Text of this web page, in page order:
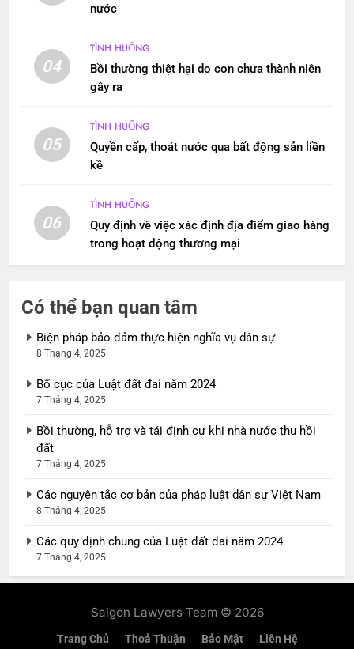
nước
04
TÌNH HUỐNG
Bồi thường thiệt hại do con chưa thành niên
gây ra
05
TÌNH HUỐNG
Quyền cấp, thoát nước qua bất động sản liền
kề
06
TÌNH HUỐNG
Quy định về việc xác định địa điểm giao hàng
trong hoạt động thương mại
Có thể bạn quan tâm
Biện pháp bảo đảm thực hiện nghĩa vụ dân sự
8 Tháng 4, 2025
Bố cục của Luật đất đai năm 2024
7 Tháng 4, 2025
Bồi thường, hỗ trợ và tái định cư khi nhà nước thu hồi
đất
7 Tháng 4, 2025
Các nguyên tắc cơ bản của pháp luật dân sự Việt Nam
8 Tháng 4, 2025
Các quy định chung của Luật đất đai năm 2024
7 Tháng 4, 2025
Saigon Lawyers Team © 2026
Trang Chủ Thoả Thuận Bảo Mật Liên Hệ